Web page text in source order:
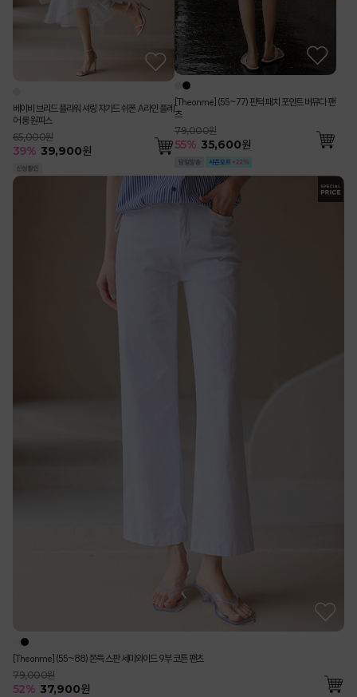
베이비 브리드 플라워 셔링 쟈가드 쉬폰 A라인 플레
어 롱 원피스
65,000원
39% 39,900원
[Theonme] (55~77) 핀턱 패치 포인트 버뮤다 팬
츠
79,000원
55% 35,600원
[Theonme] (55~88) 쫀득 스판 세미와이드 9부 코튼 팬츠
79,000원
52% 37,900원